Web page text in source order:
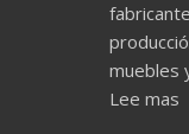
muebles
Lee mas